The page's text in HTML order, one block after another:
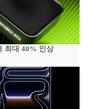
최대 40% 인상